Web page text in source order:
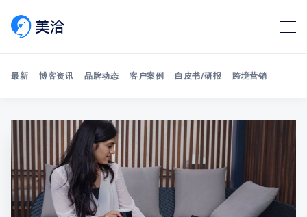
Search 美洽博客
最新 博客资讯 品牌动态 客户案例 白皮书/研报 跨境营销